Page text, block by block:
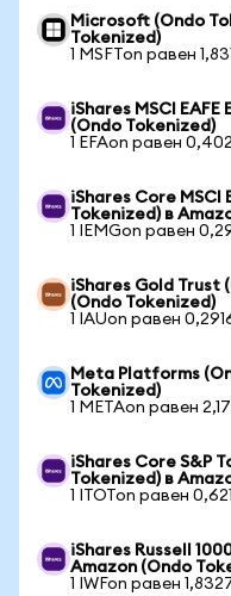
Microsoft (Ondo
Tokenized)
1 MSFTon равен
iShares MSCI
(Ondo Tokenized)
1 EFAon равен
iShares Core MSCI
Tokenized) в
1 IEMGon равен
iShares Gold Trust
(Ondo Tokenized)
1 IAUon равен
Meta Platforms
Tokenized)
1 METAon равен
iShares Core S&P
Tokenized) в
1 ITOTon равен
iShares Russell
Amazon (Ondo
1 IWFon равен